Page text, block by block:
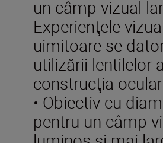
un câmp vizual
Experienţele
uimitoare se
utilizării lentilelor
construcţia
• Obiectiv cu
pentru un câmp